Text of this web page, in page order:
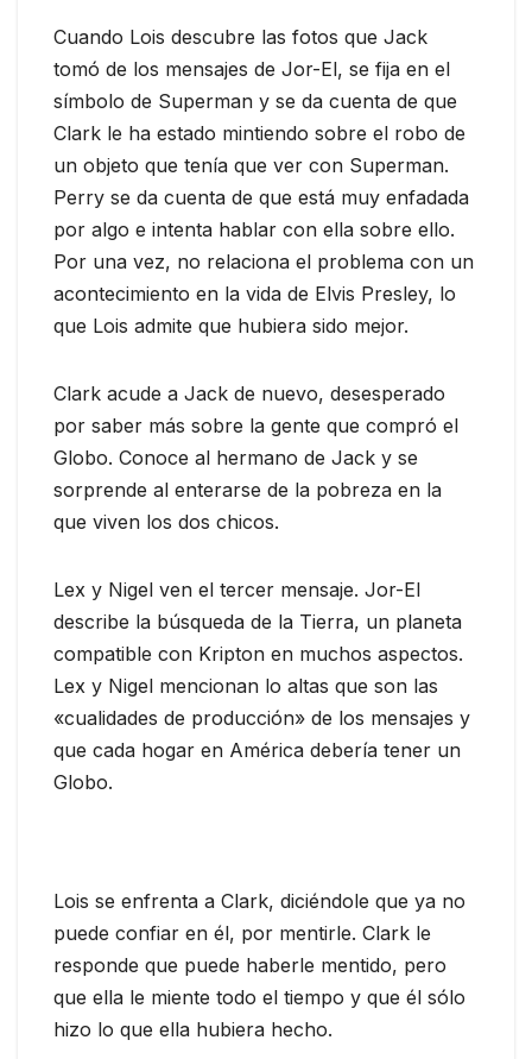
Cuando Lois descubre las fotos que Jack
tomó de los mensajes de Jor-El, se fija en el
símbolo de Superman y se da cuenta de que
Clark le ha estado mintiendo sobre el robo de
un objeto que tenía que ver con Superman.
Perry se da cuenta de que está muy enfadada
por algo e intenta hablar con ella sobre ello.
Por una vez, no relaciona el problema con un
acontecimiento en la vida de Elvis Presley, lo
que Lois admite que hubiera sido mejor.
Clark acude a Jack de nuevo, desesperado
por saber más sobre la gente que compró el
Globo. Conoce al hermano de Jack y se
sorprende al enterarse de la pobreza en la
que viven los dos chicos.
Lex y Nigel ven el tercer mensaje. Jor-El
describe la búsqueda de la Tierra, un planeta
compatible con Kripton en muchos aspectos.
Lex y Nigel mencionan lo altas que son las
«cualidades de producción» de los mensajes y
que cada hogar en América debería tener un
Globo.
Lois se enfrenta a Clark, diciéndole que ya no
puede confiar en él, por mentirle. Clark le
responde que puede haberle mentido, pero
que ella le miente todo el tiempo y que él sólo
hizo lo que ella hubiera hecho.